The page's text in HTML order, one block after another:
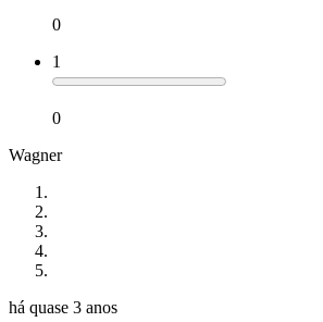
0
1
0
Wagner
há quase 3 anos